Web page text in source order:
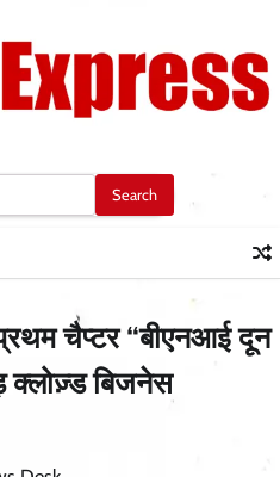
चैप्टर “बीएनआई दून
क्लोज़्ड बिजनेस